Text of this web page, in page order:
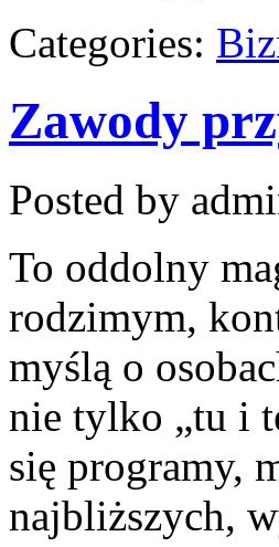
Categories:
Zawody
Posted by
To oddolny
rodzimym,
myślą o
nie tylko „tu i
się programy,
najbliższych,